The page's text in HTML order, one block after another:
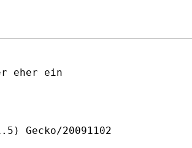
eher ein
Gecko/20091102